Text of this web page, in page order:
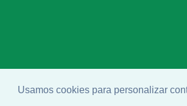
Usamos cookies para personalizar